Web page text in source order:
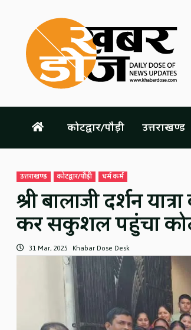
content
कोटद्वार/पौड़ी उत्तराखण्ड
उत्तराखण्ड कोटद्वार/पौड़ी धर्म कर्म
श्री बालाजी दर्शन
कर सकुशल पहुंचा
31 Mar, 2025 Khabar Dose Desk